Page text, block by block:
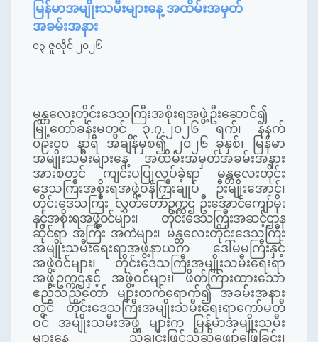
မြန်မာအမျိုးသမီးများနေ့ အထိမ်းအမှတ်
အခမ်းအနား
၀၃ ဇူလိုင် ၂၀၂၆
မန္တလေးတိုင်းဒေသကြီးအစိုးရအဖွဲ့ဦးဆောင်၍
မြို့တော်ခန်းမတွင် ၃.၇.၂၀၂၆ ရက်၊ နံနက်
၀၉း၀၀ နာရီ အချိန်မှစ၍ ၂၀၂၆ ခုနှစ်၊ မြန်မာ
အမျိုးသမီးများနေ့ အထိမ်းအမှတ်အခမ်းအနား
အားစတင် ကျင်းပပြုလုပ်ခဲ့ရာ မန္တလေးတိုင်း
ဒေသကြီးအစိုးရအဖွဲ့ဝန်ကြီးချုပ် ဦးမျိုးအောင်၊
တိုင်းဒေသကြီး လွှတ်တော်ဥက္ကဌ ဦးအောင်ကျော်မိုး
နှင့်အစိုးရအဖွဲ့ဝင်များ၊ တိုင်းဒေသကြီးအဆင့်ဌာန
ဆိုင်ရာ အကြီး အကဲများ၊ မန္တလေးတိုင်းဒေသကြီး
အမျိုးသမီးရေးရာအဖွဲ့နာယက ဒေါ်မမကြီးနှင့်
အဖွဲ့ဝင်များ၊ တိုင်းဒေသကြီးအမျိုးသမီးရေးရာ
အဖွဲ့ဥက္ကဌနှင့် အဖွဲ့ဝင်များ၊ ဖိတ်ကြားထားသော
ဧည့်သည်တော် များတက်ရောက်၍ အခမ်းအနား
တွင် တိုင်းဒေသကြီးအမျိုးသမီးရေးရာကော်မတီ
ဝင် အမျိုးသမီးအဖွဲ့ များက မြန်မာအမျိုးသမီး
များနေ့ သီချင်းဖြင့်သီဆိုဖျော်ဖြေခြင်း၊